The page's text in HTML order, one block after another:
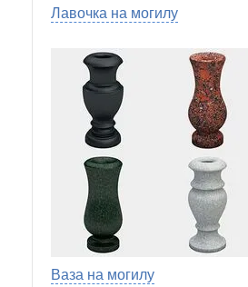
Лавочка на могилу
Ваза на могилу